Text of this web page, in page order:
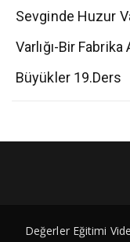
Sevginde Huzur
Varlığı-Bir
Büyükler 19.Ders
Değerler Eğitimi